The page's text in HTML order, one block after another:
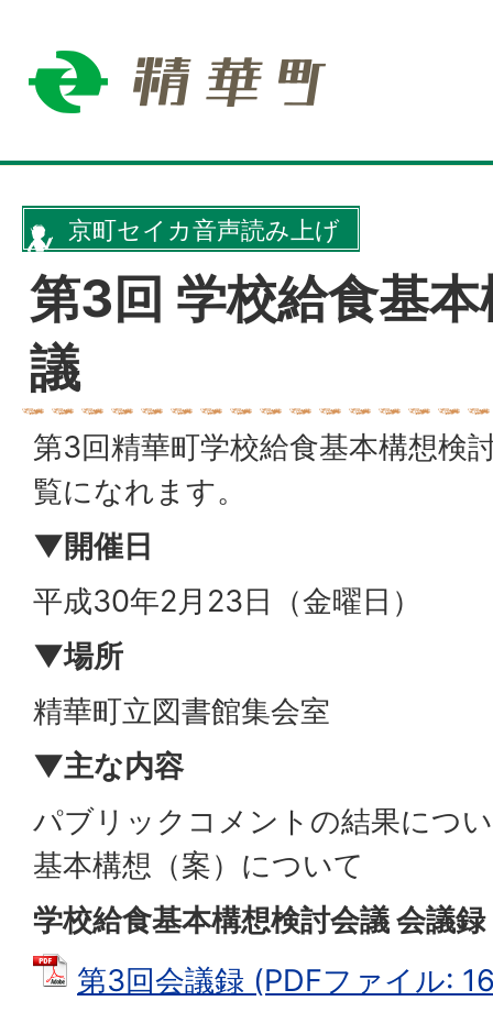
京町セイカ音声読み上げ
第3回 学校給食基
議
第3回精華町学校給食基本構想検
覧になれます。
▼開催日
平成30年2月23日（金曜日）
▼場所
精華町立図書館集会室
▼主な内容
パブリックコメントの結果につ
基本構想（案）について
学校給食基本構想検討会議 会議
第3回会議録 (PDFファイル: